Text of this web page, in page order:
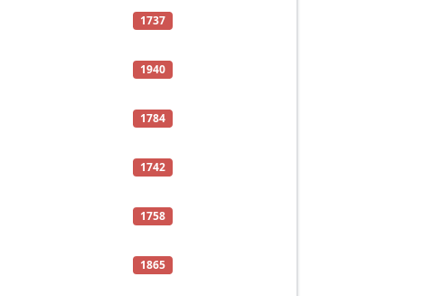
1737
1940
1784
1742
1758
1865